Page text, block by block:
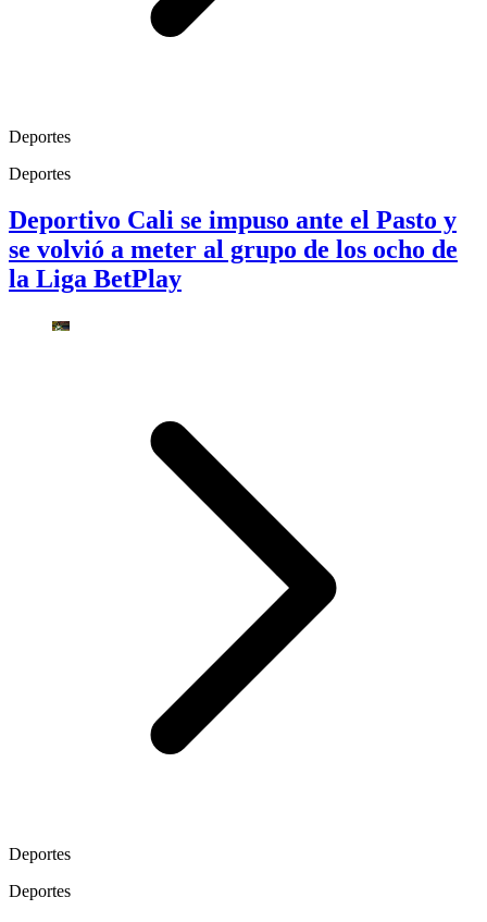
Deportes
Deportes
Deportivo Cali se impuso ante el Pasto y
se volvió a meter al grupo de los ocho de
la Liga BetPlay
Deportes
Deportes